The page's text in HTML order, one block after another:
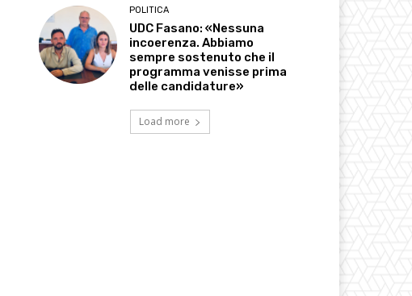
POLITICA
UDC Fasano: «Nessuna
incoerenza. Abbiamo
sempre sostenuto che il
programma venisse prima
delle candidature»
Load more